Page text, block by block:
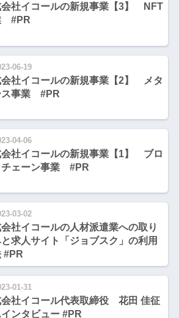
会社イコールの新規事業【3】 NFT
#PR
06-19
社イコールの新規事業【2】 メタ
ス事業 #PR
04-06
社イコールの新規事業【1】 ブロ
チェーン事業 #PR
03-02
社イコールの人材派遣業への取り
求人サイト「ジョブスク」の利用
#PR
01-31
会社イコール代表取締役 花田 佳征
インタビュー #PR